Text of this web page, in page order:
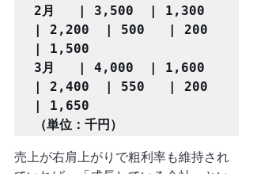
2月   | 3,500  | 1,300
| 2,200  | 500   | 200
| 1,500
3月   | 4,000  | 1,600
| 2,400  | 550   | 200
| 1,650
（単位：千円）
売上が右肩上がりで粗利率も維持され